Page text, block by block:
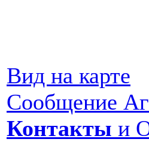
Вид на карте
Сообщение
Контакты и